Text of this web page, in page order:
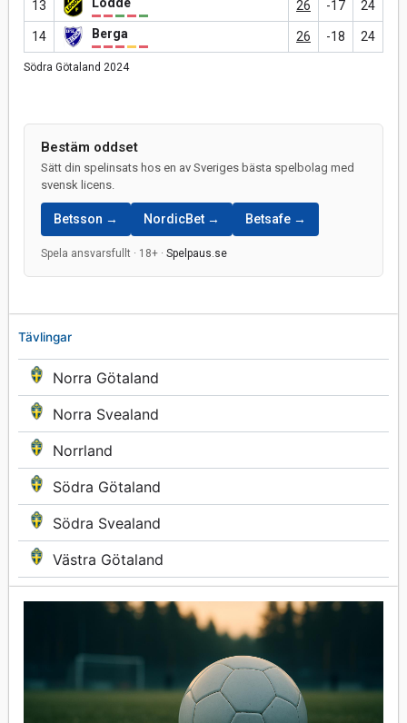
Tävlingar
Norra Götaland
Norra Svealand
Norrland
Södra Götaland
Södra Svealand
Västra Götaland
13 26 -17 24
14 Berga 26 -18 24
Södra Götaland 2024
Bestäm oddset
Sätt din spelinsats hos en av Sveriges bästa spelbolag med
svensk licens.
Betsson → NordicBet → Betsafe →
Spela ansvarsfullt · 18+ · Spelpaus.se